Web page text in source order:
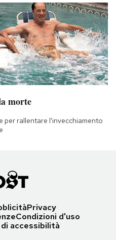
morte
per rallentare l'invecchiamento
Privacy
Condizioni d'uso
accessibilità